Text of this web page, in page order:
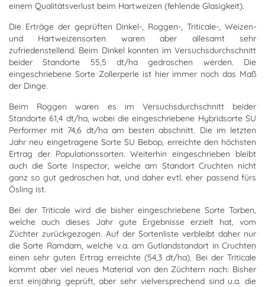
einem Qualitätsverlust beim Hartweizen (fehlende Glasigkeit).
Die Erträge der geprüften Dinkel-, Roggen-, Triticale-, Weizen-
und Hartweizensorten waren aber allesamt sehr
zufriedenstellend. Beim Dinkel konnten im Versuchsdurchschnitt
beider Standorte 55,5 dt/ha gedroschen werden. Die
eingeschriebene Sorte Zollerperle ist hier immer noch das Maß
der Dinge.
Beim Roggen waren es im Versuchsdurchschnitt beider
Standorte 61,4 dt/ha, wobei die eingeschriebene Hybridsorte SU
Performer mit 74,6 dt/ha am besten abschnitt. Die im letzten
Jahr neu eingetragene Sorte SU Bebop, erreichte den höchsten
Ertrag der Populationssorten. Weiterhin eingeschrieben bleibt
auch die Sorte Inspector, welche am Standort Cruchten nicht
ganz so gut gedroschen hat, und daher evtl. eher passend fürs
Ösling ist.
Bei der Triticale wird die bisher eingeschriebene Sorte Torben,
welche auch dieses Jahr gute Ergebnisse erzielt hat, vom
Züchter zurückgezogen. Auf der Sortenliste verbleibt daher nur
die Sorte Ramdam, welche v.a. am Gutlandstandort in Cruchten
einen sehr guten Ertrag erreichte (54,3 dt/ha). Bei der Triticale
kommt aber viel neues Material von den Züchtern nach: Bisher
erst einjährig geprüft, aber sehr vielversprechend sind u.a. die